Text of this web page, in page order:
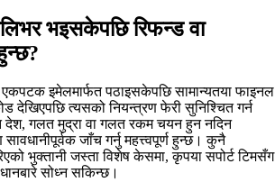
भइसकेपछि रिफन्ड वा
इमेलमार्फत पठाइसकेपछि सामान्यतया फाइनल
देखिएपछि त्यसको नियन्त्रण फेरी सुनिश्चित गर्न
गलत मुद्रा वा गलत रकम चयन हुन नदिन
जाँच गर्नु महत्त्वपूर्ण हुन्छ। कुनै
भुक्तानी जस्ता विशेष केसमा, कृपया सपोर्ट टिमसँग
सोध्न सकिन्छ।